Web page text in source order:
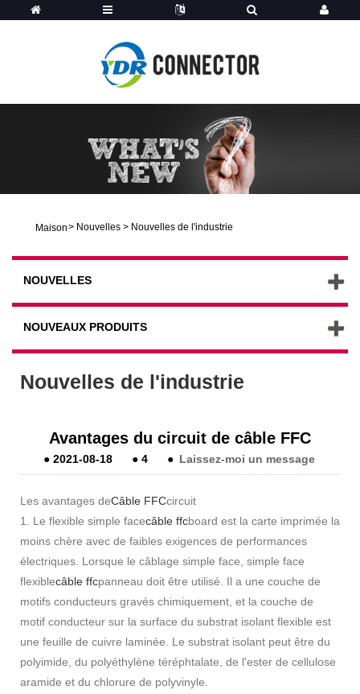
Maison> Nouvelles > Nouvelles de l'industrie
NOUVELLES
NOUVEAUX PRODUITS
Nouvelles de l'industrie
Avantages du circuit de câble FFC
● 2021-08-18 ● 4 ● Laissez-moi un message
Les avantages deCâble FFCcircuit
1. Le flexible simple facecâble ffcboard est la carte imprimée la
moins chère avec de faibles exigences de performances
électriques. Lorsque le câblage simple face, simple face
flexiblecâble ffcpanneau doit être utilisé. Il a une couche de
motifs conducteurs gravés chimiquement, et la couche de
motif conducteur sur la surface du substrat isolant flexible est
une feuille de cuivre laminée. Le substrat isolant peut être du
polyimide, du polyéthylène téréphtalate, de l'ester de cellulose
aramide et du chlorure de polyvinyle.